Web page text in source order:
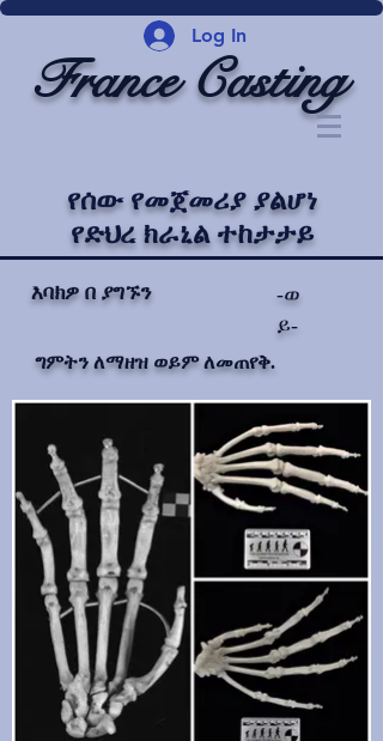
Log In
France Casting
የሰው የመጀመሪያ ያልሆነ
የድህረ ክራኒል ተከታታይ
እባክዎ በ ያግኙን
-ወ
ይ-
ግምትን ለማዘዝ ወይም ለመጠየቅ.